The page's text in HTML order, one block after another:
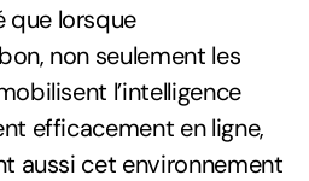
que lorsque
non seulement les
l’intelligence
efficacement en ligne,
aussi cet environnement